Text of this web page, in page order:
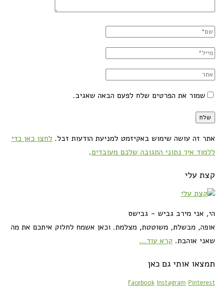
שמור את הפרטים שלח לפעם הבאה שאגיב.
אתר זה עושה שימוש באקיזמט למניעת הודעות זבל. לחצו כאן כדי
ללמוד איך נתוני התגובה שלכם מעובדים.
קצת עלי
הי, אני מירב גביש - גבישס
אופה, מבשלת, משוטטת, מצלמת. וכאן אשמח לחלוק איתכם את מה
שאני אוהבת. קרא עוד...
תמצאו אותי גם כאן
Facebook Instagram Pinterest